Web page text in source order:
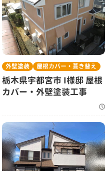
外壁塗装 屋根カバー・葺き替え
栃木県宇都宮市 I様邸 屋根
カバー・外壁塗装工事